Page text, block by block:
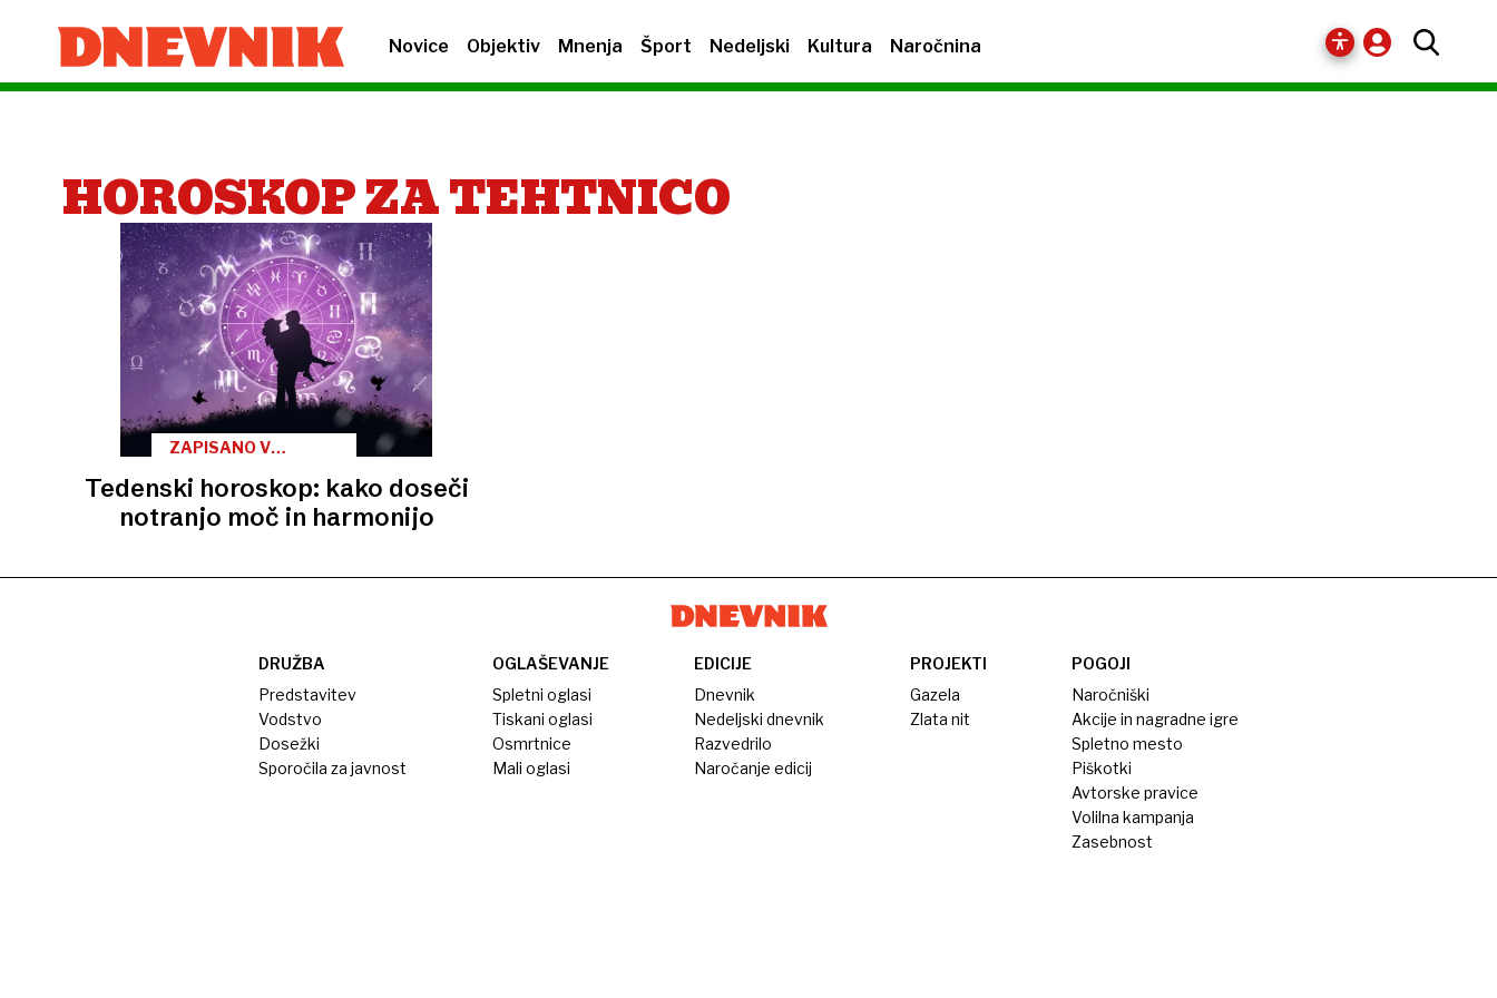
Novice Objektiv Mnenja Šport Nedeljski Kultura Naročnina
HOROSKOP ZA TEHTNICO
ZAPISANO V
Tedenski horoskop: kako doseči
notranjo moč in harmonijo
DRUŽBA
Predstavitev
Vodstvo
Dosežki
Sporočila za javnost
OGLAŠEVANJE
Spletni oglasi
Tiskani oglasi
Osmrtnice
Mali oglasi
EDICIJE
Dnevnik
Nedeljski dnevnik
Razvedrilo
Naročanje edicij
PROJEKTI
Gazela
Zlata nit
POGOJI
Naročniški
Akcije in nagradne igre
Spletno mesto
Piškotki
Avtorske pravice
Volilna kampanja
Zasebnost